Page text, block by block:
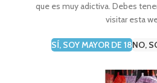
que es muy adictiva. Debes
visitar esta
SÍ, SOY MAYOR DE 18NO,